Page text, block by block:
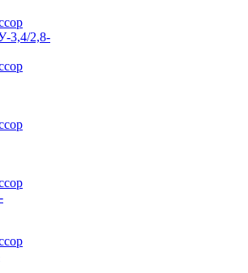
3,4/2,8-